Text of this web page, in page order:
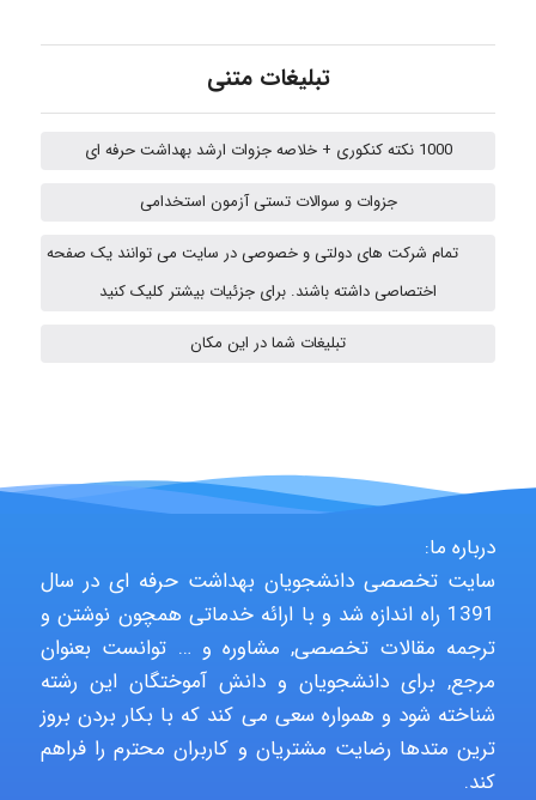
A.balandeh
Jafar Tym
aghajari vahid
Poubakhtiari
تبلیغات متنی
1000 نکته کنکوری + خلاصه جزوات ارشد بهداشت حرفه ای
جزوات و سوالات تستی آزمون استخدامی
تمام شرکت های دولتی و خصوصی در سایت می توانند یک صفحه
اختصاصی داشته باشند. برای جزئیات بیشتر کلیک کنید
تبلیغات شما در این مکان
درباره ما:
سایت تخصصی دانشجویان بهداشت حرفه ای در سال
1391 راه اندازه شد و با ارائه خدماتی همچون نوشتن و
ترجمه مقالات تخصصی, مشاوره و … توانست بعنوان
مرجع, برای دانشجویان و دانش آموختگان این رشته
شناخته شود و همواره سعی می کند که با بکار بردن بروز
ترین متدها رضایت مشتریان و کاربران محترم را فراهم
کند.